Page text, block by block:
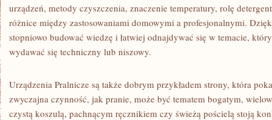
urządzeń, metody czyszczenia, znaczenie temperatury, rolę
różnice między zastosowaniami domowymi a profesjonalnymi.
stopniowo budować wiedzę i łatwiej odnajdywać się w temacie,
wydawać się techniczny lub niszowy.
Urządzenia Pralnicze są także dobrym przykładem strony, która
zwyczajna czynność, jak pranie, może być tematem bogatym,
czystą koszulą, pachnącym ręcznikiem czy świeżą pościelą stoją